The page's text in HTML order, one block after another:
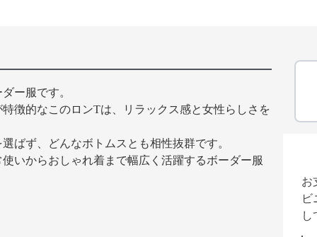
ー服です。
徴的なこのロンTは、リラックス感と女性らしさを
ばず、どんなボトムスとも相性抜群です。
いからおしゃれ着まで幅広く活躍するボーダー服
お
ビ
し